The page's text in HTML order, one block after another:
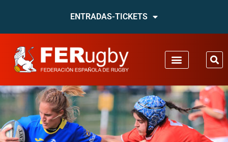
ENTRADAS-TICKETS